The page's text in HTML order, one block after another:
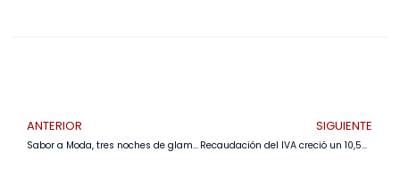
ANTERIOR
Sabor a Moda, tres noches de glamour y gastronomía en el Boulevard Santa Ana
SIGUIENTE
Recaudación del IVA creció un 10,5%, pese a boicot de créditos e inflación importada